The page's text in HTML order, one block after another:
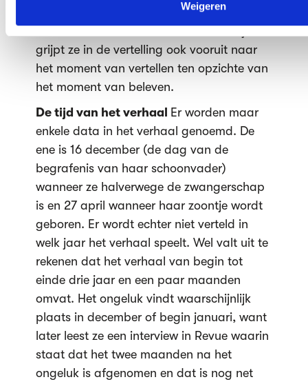
Weigeren
daarvoor heeft gevonden. Ze vertelt
grijpt ze in de vertelling ook vooruit naar
het moment van vertellen ten opzichte van
het moment van beleven.
De tijd van het verhaal
Er worden maar
enkele data in het verhaal genoemd. De
ene is 16 december (de dag van de
begrafenis van haar schoonvader)
wanneer ze halverwege de zwangerschap
is en 27 april wanneer haar zoontje wordt
geboren. Er wordt echter niet verteld in
welk jaar het verhaal speelt. Wel valt uit te
rekenen dat het verhaal van begin tot
einde drie jaar en een paar maanden
omvat. Het ongeluk vindt waarschijnlijk
plaats in december of begin januari, want
later leest ze een interview in Revue waarin
staat dat het twee maanden na het
ongeluk is afgenomen en dat is nog net